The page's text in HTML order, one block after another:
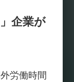
企業が
労働時間